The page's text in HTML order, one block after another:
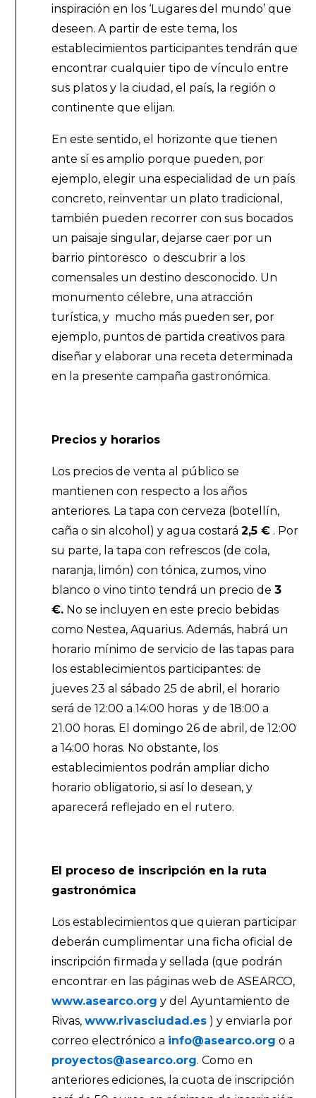
inspiración en los ‘Lugares del mundo’ que
deseen. A partir de este tema, los
establecimientos participantes tendrán que
encontrar cualquier tipo de vínculo entre
sus platos y la ciudad, el país, la región o
continente que elijan.
En este sentido, el horizonte que tienen
ante sí es amplio porque pueden, por
ejemplo, elegir una especialidad de un país
concreto, reinventar un plato tradicional,
también pueden recorrer con sus bocados
un paisaje singular, dejarse caer por un
barrio pintoresco o descubrir a los
comensales un destino desconocido. Un
monumento célebre, una atracción
turística, y mucho más pueden ser, por
ejemplo, puntos de partida creativos para
diseñar y elaborar una receta determinada
en la presente campaña gastronómica.
Precios y horarios
Los precios de venta al público se
mantienen con respecto a los años
anteriores. La tapa con cerveza (botellín,
caña o sin alcohol) y agua costará2,5 € . Por
su parte, la tapa con refrescos (de cola,
naranja, limón) con tónica, zumos, vino
blanco o vino tinto tendrá un precio de3
€. No se incluyen en este precio bebidas
como Nestea, Aquarius. Además, habrá un
horario mínimo de servicio de las tapas para
los establecimientos participantes: de
jueves 23 al sábado 25 de abril, el horario
será de 12:00 a 14:00 horas y de 18:00 a
21.00 horas. El domingo 26 de abril, de 12:00
a 14:00 horas. No obstante, los
establecimientos podrán ampliar dicho
horario obligatorio, si así lo desean, y
aparecerá reflejado en el rutero.
El proceso de inscripción en la ruta
gastronómica
Los establecimientos que quieran participar
deberán cumplimentar una ficha oficial de
inscripción firmada y sellada (que podrán
encontrar en las páginas web de ASEARCO,
www.asearco.org y del Ayuntamiento de
Rivas,www.rivasciudad.es ) y enviarla por
correo electrónico a info@asearco.org o a
proyectos@asearco.org. Como en
anteriores ediciones, la cuota de inscripción